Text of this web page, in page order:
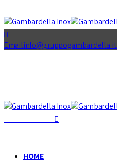
Emailinfo@gruppogambardella.it
HOME